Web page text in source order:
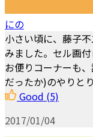
にの
小さい頃に、藤子
みました。セル画
お便りコーナーも
だったか)のやりと
Good (5)
2017/01/04